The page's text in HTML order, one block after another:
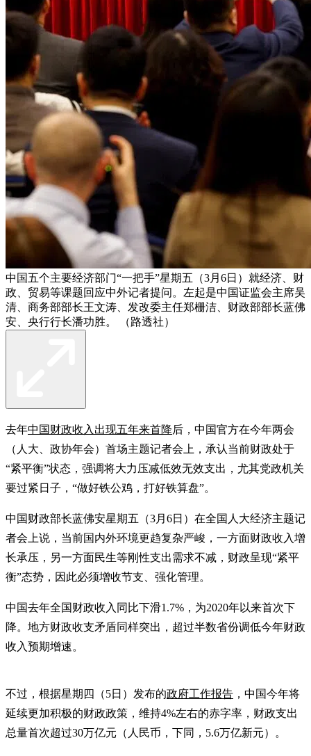
中国五个主要经济部门“一把手”星期五（3月6日）就经济、财
政、贸易等课题回应中外记者提问。左起是中国证监会主席吴
清、商务部部长王文涛、发改委主任郑栅洁、财政部部长蓝佛
安、央行行长潘功胜。 （路透社）
去年中国财政收入出现五年来首降后，中国官方在今年两会
（人大、政协年会）首场主题记者会上，承认当前财政处于
“紧平衡”状态，强调将大力压减低效无效支出，尤其党政机关
要过紧日子，“做好铁公鸡，打好铁算盘”。
中国财政部长蓝佛安星期五（3月6日）在全国人大经济主题记
者会上说，当前国内外环境更趋复杂严峻，一方面财政收入增
长承压，另一方面民生等刚性支出需求不减，财政呈现“紧平
衡”态势，因此必须增收节支、强化管理。
中国去年全国财政收入同比下滑1.7%，为2020年以来首次下
降。地方财政收支矛盾同样突出，超过半数省份调低今年财政
收入预期增速。
不过，根据星期四（5日）发布的政府工作报告 ，中国今年将
延续更加积极的财政政策，维持4%左右的赤字率，财政支出
总量首次超过30万亿元（人民币，下同，5.6万亿新元）。